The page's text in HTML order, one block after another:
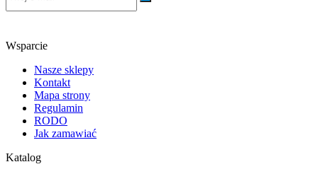
Wsparcie
Nasze sklepy
Kontakt
Mapa strony
Regulamin
RODO
Jak zamawiać
Katalog